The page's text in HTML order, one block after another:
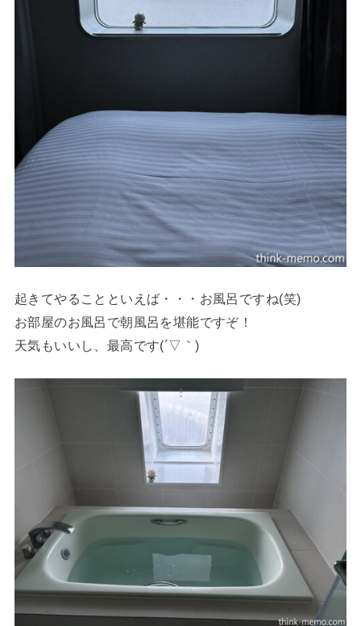
起きてやることといえば・・・お風呂ですね(笑)
お部屋のお風呂で朝風呂を堪能ですぞ！
天気もいいし、最高です(´▽｀)